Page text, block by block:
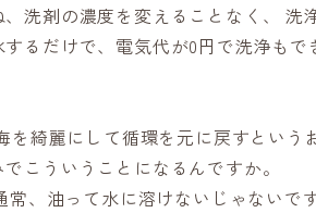
、洗剤の濃度を変えることなく、
るだけで、電気代が0円で洗浄もで
を綺麗にして循環を元に戻すという
こういうことになるんですか。
常、油って水に溶けないじゃない